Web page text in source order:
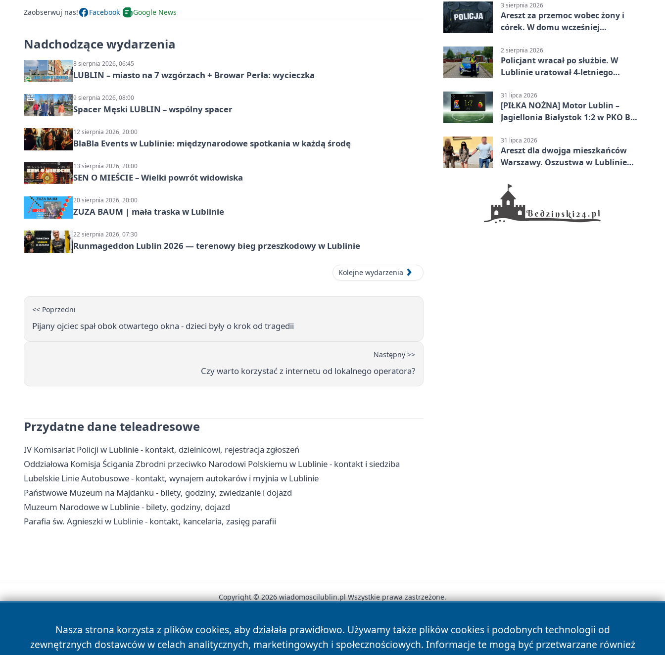
Zaobserwuj nas! Facebook Google News
Nadchodzące wydarzenia
8 sierpnia 2026, 06:45
LUBLIN – miasto na 7 wzgórzach + Browar Perła: wycieczka
9 sierpnia 2026, 08:00
Spacer Męski LUBLIN – wspólny spacer
12 sierpnia 2026, 20:00
BlaBla Events w Lublinie: międzynarodowe spotkania w każdą środę
13 sierpnia 2026, 20:00
SEN O MIEŚCIE – Wielki powrót widowiska
20 sierpnia 2026, 20:00
ZUZA BAUM | mała traska w Lublinie
22 sierpnia 2026, 07:30
Runmageddon Lublin 2026 — terenowy bieg przeszkodowy w Lublinie
Kolejne wydarzenia
<< Poprzedni
Pijany ojciec spał obok otwartego okna - dzieci były o krok od tragedii
Następny >>
Czy warto korzystać z internetu od lokalnego operatora?
Przydatne dane teleadresowe
IV Komisariat Policji w Lublinie - kontakt, dzielnicowi, rejestracja zgłoszeń
Oddziałowa Komisja Ścigania Zbrodni przeciwko Narodowi Polskiemu w Lublinie - kontakt i siedziba
Lubelskie Linie Autobusowe - kontakt, wynajem autokarów i myjnia w Lublinie
Państwowe Muzeum na Majdanku - bilety, godziny, zwiedzanie i dojazd
Muzeum Narodowe w Lublinie - bilety, godziny, dojazd
Parafia św. Agnieszki w Lublinie - kontakt, kancelaria, zasięg parafii
3 sierpnia 2026
Areszt za przemoc wobec żony i
córek. W domu wcześniej
2 sierpnia 2026
Policjant wracał po służbie. W
Lublinie uratował 4-letniego
31 lipca 2026
[PIŁKA NOŻNA] Motor Lublin –
Jagiellonia Białystok 1:2 w PKO BP
zabrał gospodarzom remis
31 lipca 2026
Areszt dla dwojga mieszkańców
Warszawy. Oszustwa w Lublinie
Nasza strona korzysta z plików cookies, aby działała prawidłowo. Używamy także plików cookies i podobnych technologii od
zewnętrznych dostawców w celach analitycznych, marketingowych i społecznościowych. Informacje te mogą być przetwarzane również
Copyright © 2026 wiadomoscilublin.pl Wszystkie prawa zastrzeżone.
News Autorzy Polityka Prywatności Polityka Cookies